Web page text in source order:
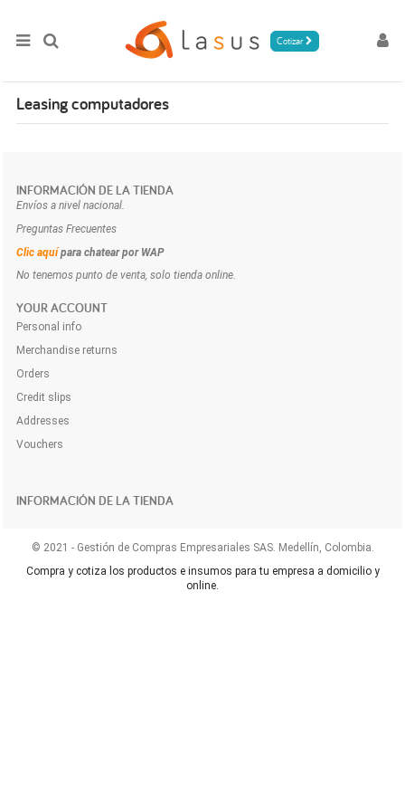
Cotizar
Leasing computadores
INFORMACIÓN DE LA TIENDA
Envíos a nivel nacional.
Preguntas Frecuentes
Clic aquí para chatear por WAP
No tenemos punto de venta, solo tienda online.
INFORMACIÓN DE LA TIENDA
YOUR ACCOUNT
Personal info
Merchandise returns
Orders
Credit slips
Addresses
Vouchers
© 2021 - Gestión de Compras Empresariales SAS. Medellín, Colombia.
Compra y cotiza los productos e insumos para tu empresa a domicilio y
online.